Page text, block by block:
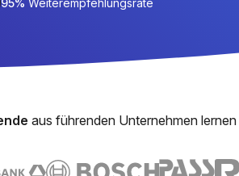
aus führenden Unternehmen